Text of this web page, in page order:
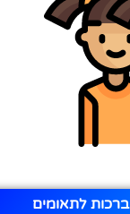
ברכות לתאומים